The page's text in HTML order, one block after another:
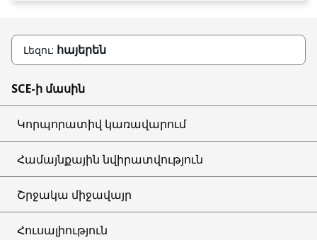
Լեզու: հայերեն
SCE-ի մասին
Կորպորատիվ կառավարում
Համայնքային նվիրատվություն
Շրջակա միջավայր
Հուսալիություն